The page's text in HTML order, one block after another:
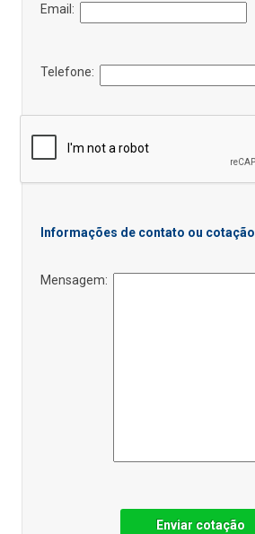
Email:
Telefone:
Informações de contato ou cotação
Mensagem:
Enviar cotação